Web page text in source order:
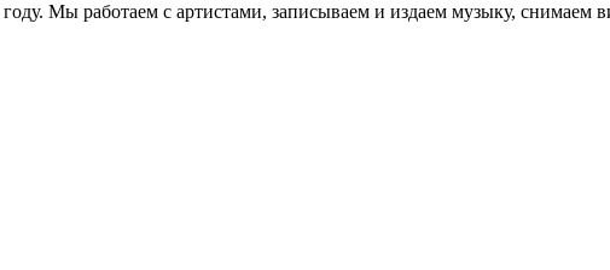
Мы работаем с артистами, записываем и издаем музыку,